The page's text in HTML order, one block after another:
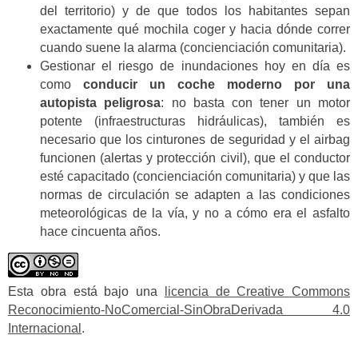
del territorio) y de que todos los habitantes sepan
exactamente qué mochila coger y hacia dónde correr
cuando suene la alarma (concienciación comunitaria).
Gestionar el riesgo de inundaciones hoy en día es
como conducir un coche moderno por una
autopista peligrosa: no basta con tener un motor
potente (infraestructuras hidráulicas), también es
necesario que los cinturones de seguridad y el airbag
funcionen (alertas y protección civil), que el conductor
esté capacitado (concienciación comunitaria) y que las
normas de circulación se adapten a las condiciones
meteorológicas de la vía, y no a cómo era el asfalto
hace cincuenta años.
Esta obra está bajo una
licencia de Creative Commons
Reconocimiento-NoComercial-SinObraDerivada 4.0
Internacional .